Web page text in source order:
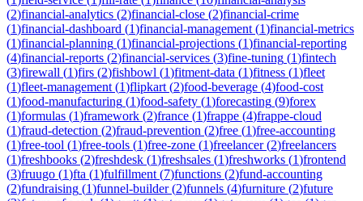
(2)financial-analytics (2)financial-close (2)financial-crime
(1)financial-dashboard (1)financial-management (1)financial-metrics
(1)financial-planning (1)financial-projections (1)financial-reporting
(4)financial-reports (2)financial-services (3)fine-tuning (1)fintech
(3)firewall (1)firs (2)fishbowl (1)fitment-data (1)fitness (1)fleet
(1)fleet-management (1)flipkart (2)food-beverage (4)food-cost
(1)food-manufacturing (1)food-safety (1)forecasting (9)forex
(1)formulas (1)framework (2)france (1)frappe (4)frappe-cloud
(1)fraud-detection (2)fraud-prevention (2)free (1)free-accounting
(1)free-tool (1)free-tools (1)free-zone (1)freelancer(2)freelancers
(1)freshbooks (2)freshdesk (1)freshsales (1)freshworks (1)frontend
(3)fruugo (1)fta (1)fulfillment (7)functions (2)fund-accounting
(2)fundraising (1)funnel-builder(2)funnels (4)furniture (2)future